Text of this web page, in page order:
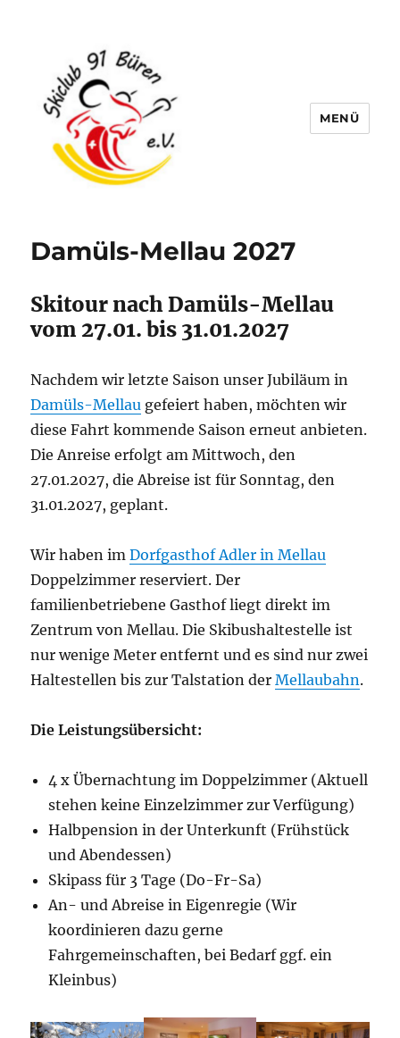
MENÜ
Aktuelles
Damüls-Mellau 2027
Skitour nach Damüls-Mellau
vom 27.01. bis 31.01.2027
Nachdem wir letzte Saison unser Jubiläum in
Damüls-Mellau gefeiert haben, möchten wir
diese Fahrt kommende Saison erneut anbieten.
Die Anreise erfolgt am Mittwoch, den
27.01.2027, die Abreise ist für Sonntag, den
31.01.2027, geplant.
Wir haben imDorfgasthof Adler in Mellau
Doppelzimmer reserviert. Der
familienbetriebene Gasthof liegt direkt im
Zentrum von Mellau. Die Skibushaltestelle ist
nur wenige Meter entfernt und es sind nur zwei
Haltestellen bis zur Talstation derMellaubahn.
Die Leistungsübersicht:
4 x Übernachtung im Doppelzimmer (Aktuell
stehen keine Einzelzimmer zur Verfügung)
Halbpension in der Unterkunft (Frühstück
und Abendessen)
Skipass für 3 Tage (Do-Fr-Sa)
An- und Abreise in Eigenregie (Wir
koordinieren dazu gerne
Fahrgemeinschaften, bei Bedarf ggf. ein
Kleinbus)